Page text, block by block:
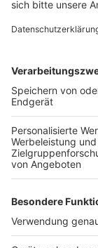
beleidigt hatte.
Erinnerung
Anzeige
Bei dem
am Telefon
nach eigenen
wie seine
gehört